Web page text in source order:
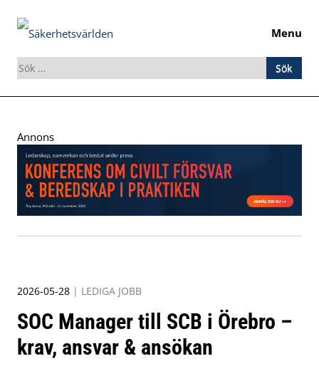
Menu
Sök
efter:
to
content
Annons
2026-05-28 | LEDIGA JOBB
SOC Manager till SCB i Örebro –
krav, ansvar & ansökan